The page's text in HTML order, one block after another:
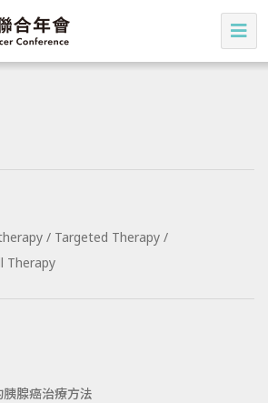
/ Targeted Therapy /
Therapy
腺癌治療方法